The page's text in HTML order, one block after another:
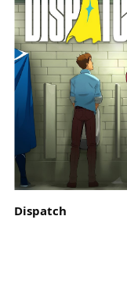
MIT
GAME
PASS
Halo:
Campaign
Evolved
Legende
beginnt
Dispatch